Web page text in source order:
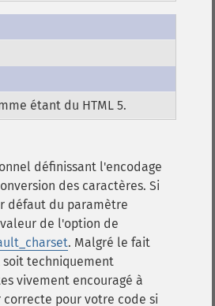
étant du HTML 5.
définissant l'encodage
des caractères. Si
défaut du paramètre
de l'option de
. Malgré le fait
techniquement
vivement encouragé à
pour votre code si